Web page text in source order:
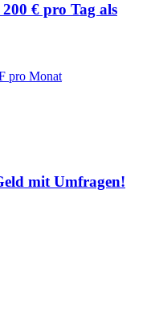
€ pro Tag als
pro Monat
mit Umfragen!